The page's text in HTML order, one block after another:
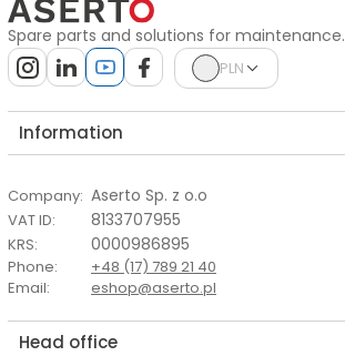
Spare parts and solutions for maintenance.
PLN
Information
Company: Aserto Sp. z o.o
VAT ID: 8133707955
KRS: 0000986895
Phone:
+48 (17) 789 21 40
Email: eshop@aserto.pl
Head office